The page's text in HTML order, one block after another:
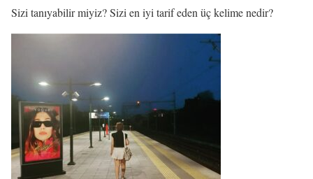
Sizi tanıyabilir miyiz? Sizi en iyi tarif eden üç kelime nedir?